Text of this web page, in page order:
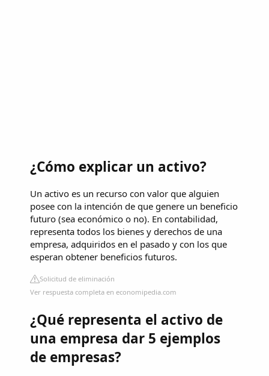
¿Cómo explicar un activo?
Un activo es un recurso con valor que alguien
posee con la intención de que genere un beneficio
futuro (sea económico o no). En contabilidad,
representa todos los bienes y derechos de una
empresa, adquiridos en el pasado y con los que
esperan obtener beneficios futuros.
Solicitud de eliminación
Ver respuesta completa en economipedia.com
¿Qué representa el activo de
una empresa dar 5 ejemplos
de empresas?